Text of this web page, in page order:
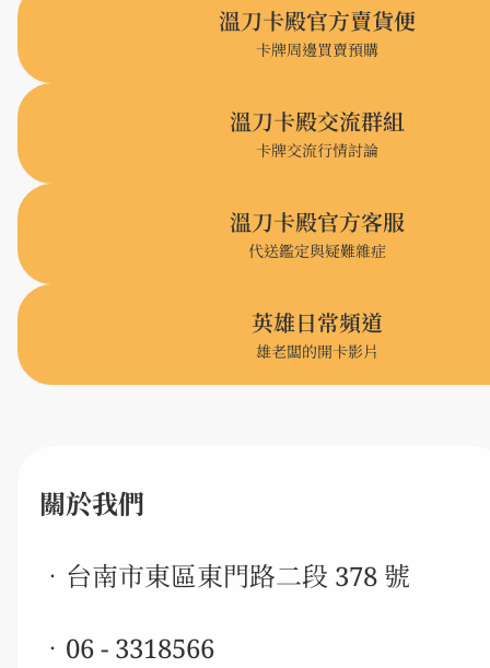
溫刀卡殿官方賣貨便
卡牌周邊買賣預購
溫刀卡殿交流群組
卡牌交流行情討論
溫刀卡殿官方客服
代送鑑定與疑難雜症
英雄日常頻道
雄老闆的開卡影片
關於我們
．台南市東區東門路二段 378 號
．06 - 3318566